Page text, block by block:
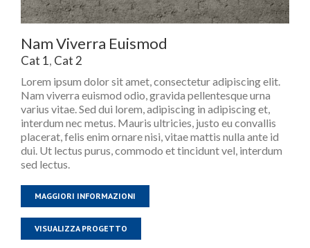
Nam Viverra Euismod
Cat 1, Cat 2
Lorem ipsum dolor sit amet, consectetur adipiscing elit.
Nam viverra euismod odio, gravida pellentesque urna
varius vitae. Sed dui lorem, adipiscing in adipiscing et,
interdum nec metus. Mauris ultricies, justo eu convallis
placerat, felis enim ornare nisi, vitae mattis nulla ante id
dui. Ut lectus purus, commodo et tincidunt vel, interdum
sed lectus.
MAGGIORI INFORMAZIONI
VISUALIZZA PROGETTO